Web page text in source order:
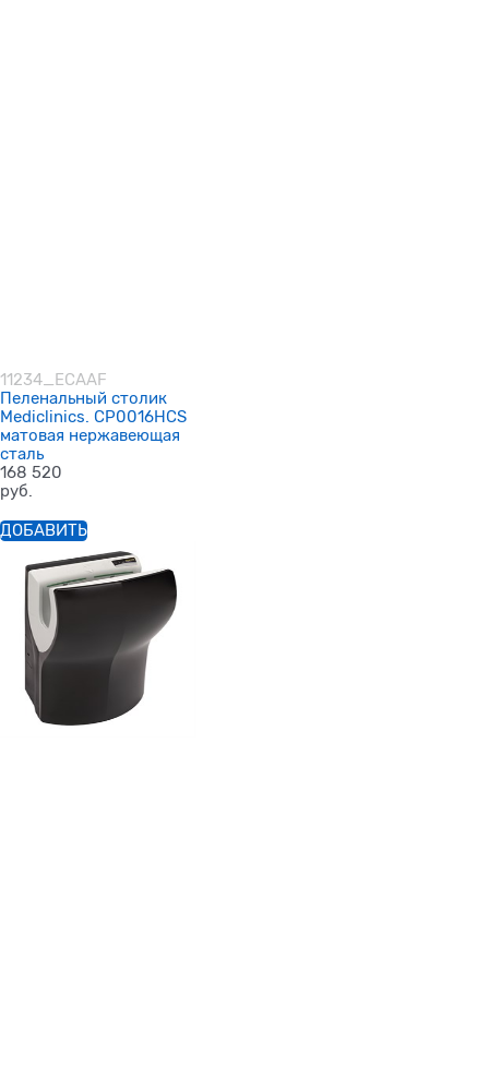
11234_ECAAF
Пеленальный столик
Mediclinics. CP0016HCS
матовая нержавеющая
сталь
168 520
руб.
ДОБАВИТЬ